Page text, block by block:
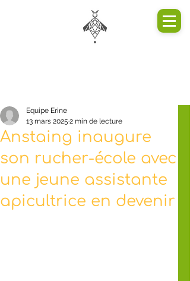
Anstaing inaugure
son rucher-école avec
une jeune assistante
apicultrice en devenir
Equipe Erine
13 mars 2025 2 min de lecture